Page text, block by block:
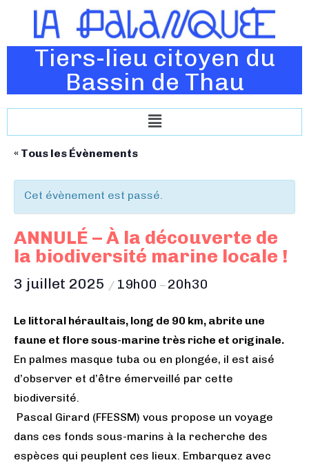
Tiers-lieu citoyen du
Bassin de Thau
« Tous les Évènements
Cet évènement est passé.
ANNULÉ – À la découverte de
la biodiversité marine locale !
3 juillet 2025 / 19h00 – 20h30
Le littoral héraultais, long de 90 km, abrite une
faune et flore sous-marine très riche et originale.
En palmes masque tuba ou en plongée, il est aisé
d’observer et d’être émerveillé par cette
biodiversité.
Pascal Girard (FFESSM) vous propose un voyage
dans ces fonds sous-marins à la recherche des
espèces qui peuplent ces lieux. Embarquez avec